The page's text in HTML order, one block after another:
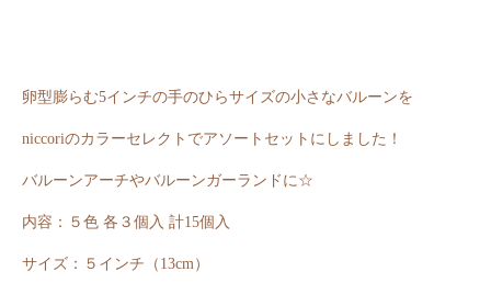
卵型膨らむ5インチの手のひらサイズの小さなバルーンを
niccoriのカラーセレクトでアソートセットにしました！
バルーンアーチやバルーンガーランドに☆
内容：５色 各３個入 計15個入
サイズ：５インチ（13cm）